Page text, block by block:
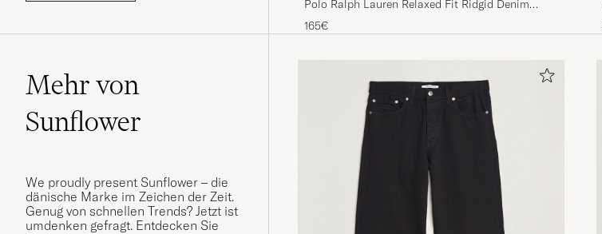
Polo Ralph Lauren Relaxed Fit Ridgid Denim
Jeans Beekman
165€
Mehr von
Sunflower
We proudly present Sunflower – die
dänische Marke im Zeichen der Zeit.
Genug von schnellen Trends? Jetzt ist
umdenken gefragt. Entdecken Sie